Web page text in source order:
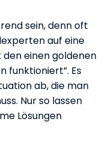
sein, denn oft
auf eine
einen goldenen
funktioniert”. Es
ab, die man
Nur so lassen
Lösungen